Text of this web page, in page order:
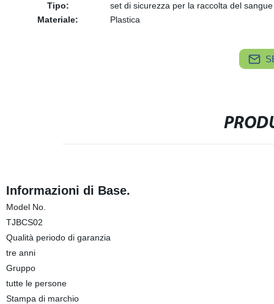
Tipo:
set di sicurezza per la raccolta del sangue
Materiale:
Plastica
Informazioni di Base.
Model No.
TJBCS02
Qualità periodo di garanzia
tre anni
Gruppo
tutte le persone
Stampa di marchio